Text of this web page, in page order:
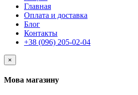
Главная
Оплата и доставка
Блог
Контакты
+38 (096) 205-02-04
×
Мова магазину